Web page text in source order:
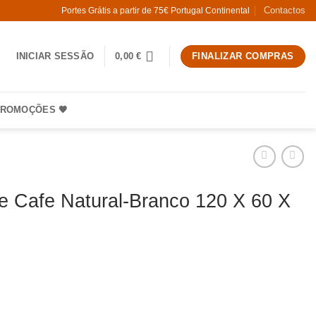
Portes Grátis a partir de 75€ Portugal Continental Contactos
INICIAR SESSÃO 0,00€ FINALIZAR COMPRAS
🧡
Cafe Natural-Branco 120 X 60 X